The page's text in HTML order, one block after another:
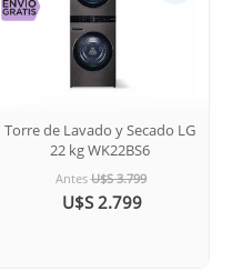
Torre de Lavado y Secado LG
22 kg WK22BS6
Antes U$S 3.799
U$S 2.799